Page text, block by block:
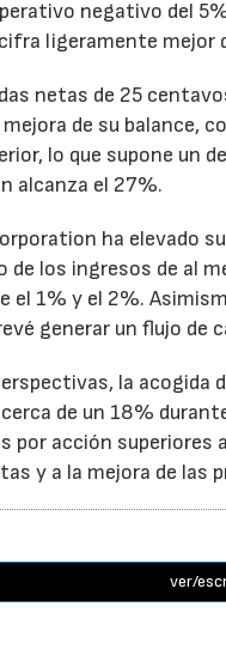
negativo del
ligeramente mejor
netas de 25
de su balance,
lo que supone un
alcanza el 27%.
ha elevado
de los ingresos de al
el 1% y el 2%.
generar un flujo de
la
de un 18%
por acción
y a la mejora de las
ver/